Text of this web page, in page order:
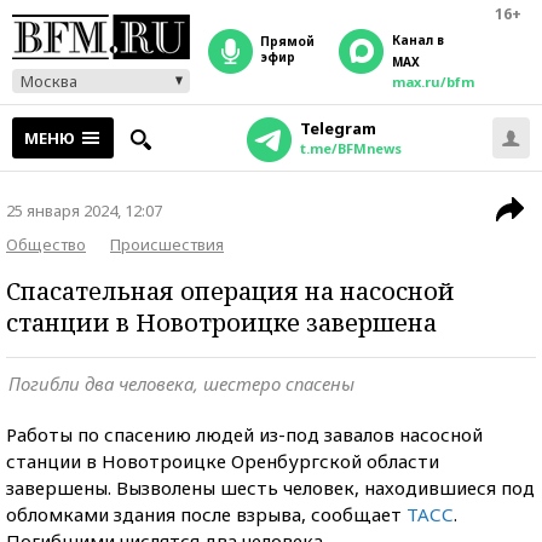
16+
Москва
прямой
эфир
Канал в
MAX
max.ru/bfm
МЕНЮ Telegram
t.me/BFMnews
25 января 2024, 12:07
Общество
Происшествия
Спасательная операция на насосной
станции в Новотроицке завершена
Погибли два человека, шестеро спасены
Работы по спасению людей из-под завалов насосной
станции в Новотроицке Оренбургской области
завершены. Вызволены шесть человек, находившиеся под
обломками здания после взрыва, сообщает ТАСС.